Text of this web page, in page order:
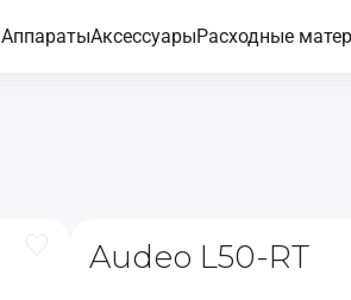
АппаратыАксессуарыРасходные
Audeo L50-RT